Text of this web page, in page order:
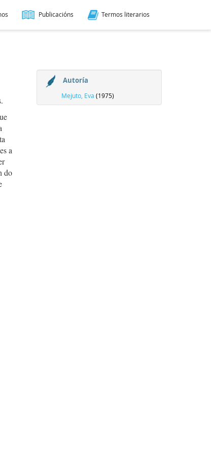
Publicacións Termos literarios
a
do
Autoría
Mejuto, Eva (1975)